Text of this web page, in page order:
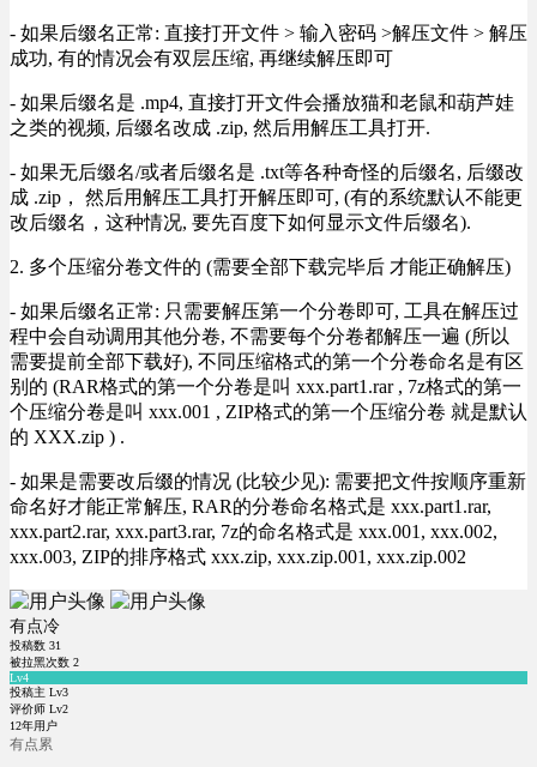
- 如果后缀名正常: 直接打开文件 > 输入密码 >解压文件 > 解压
成功, 有的情况会有双层压缩, 再继续解压即可
- 如果后缀名是 .mp4, 直接打开文件会播放猫和老鼠和葫芦娃
之类的视频, 后缀名改成 .zip, 然后用解压工具打开.
- 如果无后缀名/或者后缀名是 .txt等各种奇怪的后缀名, 后缀改
成 .zip， 然后用解压工具打开解压即可, (有的系统默认不能更
改后缀名，这种情况, 要先百度下如何显示文件后缀名).
2. 多个压缩分卷文件的 (需要全部下载完毕后 才能正确解压)
- 如果后缀名正常: 只需要解压第一个分卷即可, 工具在解压过
程中会自动调用其他分卷, 不需要每个分卷都解压一遍 (所以
需要提前全部下载好), 不同压缩格式的第一个分卷命名是有区
别的 (RAR格式的第一个分卷是叫 xxx.part1.rar , 7z格式的第一
个压缩分卷是叫 xxx.001 , ZIP格式的第一个压缩分卷 就是默认
的 XXX.zip ) .
- 如果是需要改后缀的情况 (比较少见): 需要把文件按顺序重新
命名好才能正常解压, RAR的分卷命名格式是 xxx.part1.rar,
xxx.part2.rar, xxx.part3.rar, 7z的命名格式是 xxx.001, xxx.002,
xxx.003, ZIP的排序格式 xxx.zip, xxx.zip.001, xxx.zip.002
有点冷
投稿数 31
被拉黑次数 2
Lv4
投稿主 Lv3
评价师 Lv2
12年用户
有点累